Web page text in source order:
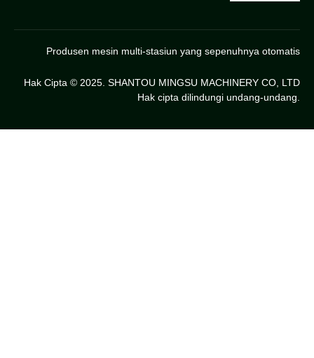
Produsen mesin multi-stasiun yang sepenuhnya otomatis
Hak Cipta © 2025. SHANTOU MINGSU MACHINERY CO, LTD
Hak cipta dilindungi undang-undang.